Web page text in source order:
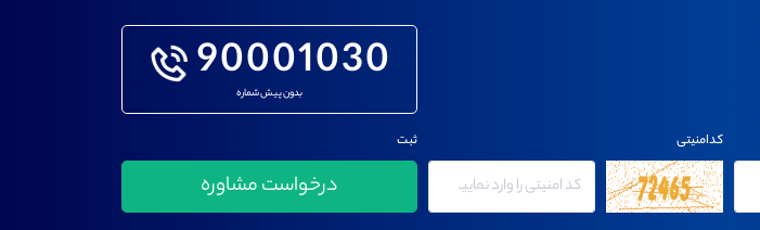
90001030
بدون پیش شماره
کدامنیتی ثبت